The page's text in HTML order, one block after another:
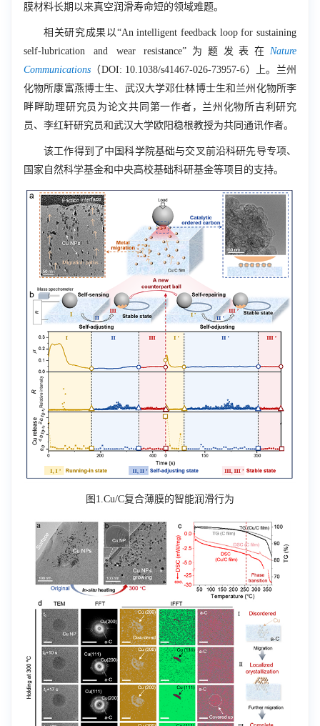
膜材料长期以来真空润滑寿命短的领域难题。
相关研究成果以“An intelligent feedback loop for sustaining
self-lubrication and wear resistance”为题发表在Nature
Communications （DOI: 10.1038/s41467-026-73957-6）上。兰州
化物所康富燕博士生、武汉大学邓仕林博士生和兰州化物所李
畔畔助理研究员为论文共同第一作者，兰州化物所吉利研究
员、李红轩研究员和武汉大学欧阳稳根教授为共同通讯作者。
该工作得到了中国科学院基础与交叉前沿科研先导专项、
国家自然科学基金和中央高校基础科研基金等项目的支持。
图 1.Cu/C复合薄膜的智能润滑行为